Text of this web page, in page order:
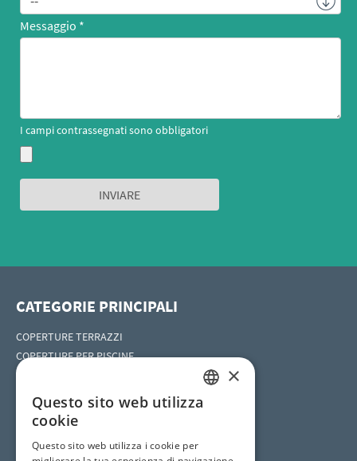
Messaggio
I campi contrassegnati sono obbligatori
CATEGORIE PRINCIPALI
COPERTURE TERRAZZI
COPERTURE PER PISCINE
Coperture per idromassaggio
COPERTURE HORECA
SOCIAL SITES
×
Questo sito web utilizza
cookie
Questo sito web utilizza i cookie per